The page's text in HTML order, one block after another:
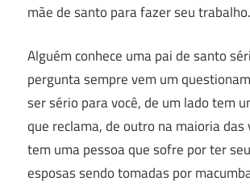
mãe de santo para fazer seu trabalho.
Alguém conhece uma pai de santo
pergunta sempre vem um
ser sério para você, de um lado tem
que reclama, de outro na maioria das
tem uma pessoa que sofre por ter
esposas sendo tomadas por